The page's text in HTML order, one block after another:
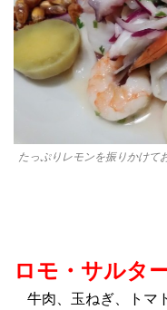
たっぷりレモンを振りかけて
ロモ・サルタ
牛肉、玉ねぎ、トマ